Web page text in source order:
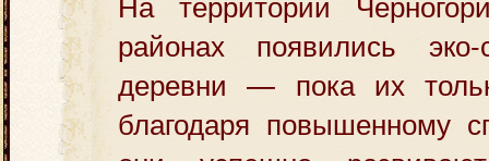
районах появились
деревни — пока их
благодаря повышенному